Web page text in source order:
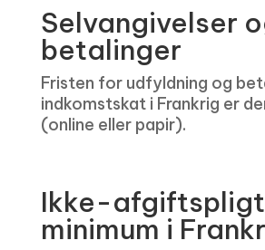
Selvangivelser
betalinger
Fristen for udfyldning og
indkomstskat i Frankrig er
(online eller papir).
Ikke-
minimum i